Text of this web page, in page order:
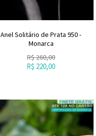
Anel Solitário de Prata 950 -
Monarca
R$260,00
R$ 220,00